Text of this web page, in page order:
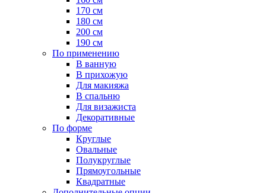
170 см
180 см
200 см
190 см
По применению
В ванную
В прихожую
Для макияжа
В спальню
Для визажиста
Декоративные
По форме
Круглые
Овальные
Полукруглые
Прямоугольные
Квадратные